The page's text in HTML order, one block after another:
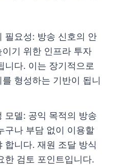
필요성: 방송 신호의 안
기 위한 인프라 투자
니다. 이는 장기적으로
형성하는 기반이 됩니
모델: 공익 목적의 방송
구나 부담 없이 이용할
합니다. 재원 조달 방식
한 검토 포인트입니다.